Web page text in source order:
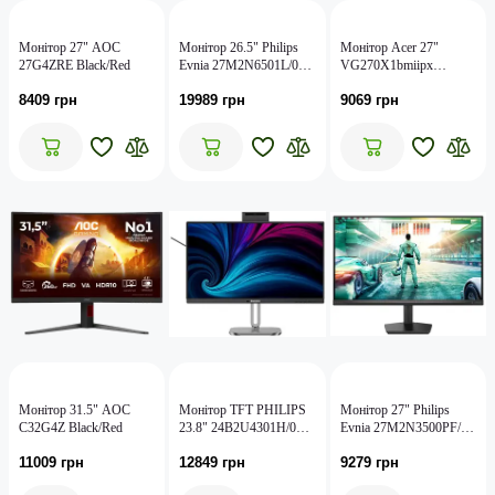
Монiтор 27" AOC
27G4ZRE Black/Red
8409 грн
Монiтор 26.5" Philips
Evnia 27M2N6501L/00
19989 грн
Монітор Acer 27"
VG270X1bmiipx
2560x1440, 200Hz, 1ms
9069 грн
Монiтор 31.5" AOC
C32G4Z Black/Red
11009 грн
Монiтор TFT PHILIPS
23.8" 24B2U4301H/00
USB-C Pivot USB
12849 грн
Монiтор 27" Philips
Evnia 27M2N3500PF/00
9279 грн